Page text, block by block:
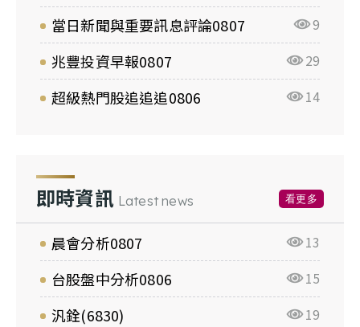
當日新聞與重要訊息評論0807 9
兆豐投資早報0807 29
超級熱門股追追追0806 14
即時資訊 Latest news 看更多
晨會分析0807 13
台股盤中分析0806 15
汎銓(6830) 19